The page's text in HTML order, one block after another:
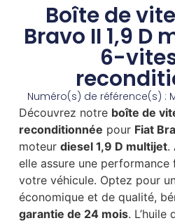
Boîte de
Bravo II 1,9 D
6-
Numéro(s) de référence(s) :
Découvrez notre boîte de
reconditionnée pour Fiat
moteur diesel 1,9 D multijet.
elle assure une
votre véhicule. Optez pour
économique et de qualité,
garantie de 24 mois.